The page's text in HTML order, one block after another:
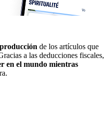
de los artículos que
a las deducciones fiscales,
en el mundo mientras